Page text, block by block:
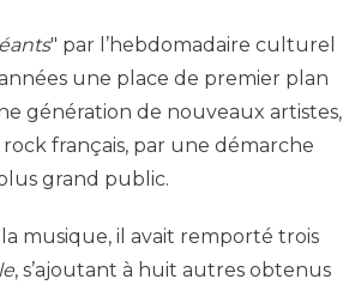
" par l’hebdomadaire culturel
une place de premier plan
génération de nouveaux artistes,
français, par une démarche
grand public.
musique, il avait remporté trois
, s’ajoutant à huit autres obtenus